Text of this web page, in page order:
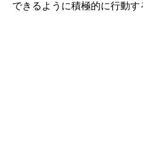
できるように積極的に行動す